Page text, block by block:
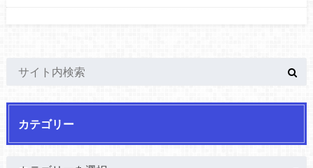
カテゴリー